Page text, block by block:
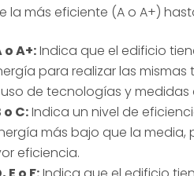
la más eficiente (A o A+)
A+:Indica que el edificio
para realizar las
de tecnologías y
C:Indica un nivel de
más bajo que la
eficiencia.